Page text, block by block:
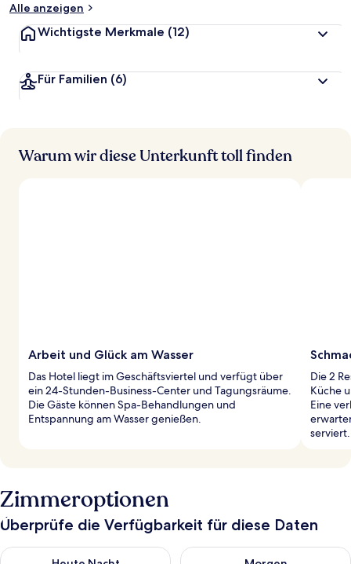
Alle anzeigen
Wichtigste Merkmale (12)
Für Familien (6)
Warum wir diese Unterkunft toll finden
Arbeit und Glück am Wasser
Das Hotel liegt im Geschäftsviertel und verfügt über
ein 24-Stunden-Business-Center und Tagungsräume.
Die Gäste können Spa-Behandlungen und
Entspannung am Wasser genießen.
Die 2
Küche
Eine
serviert.
Zimmeroptionen
Überprüfe die Verfügbarkeit für diese Daten
Überprüfe die Verfügbarkeit für heute Nacht, Aug. 9 - Aug.
Überprüfe die Verfügbarkeit